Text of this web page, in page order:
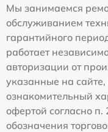
Мы занимаемся
обслуживанием
гарантийного
работает
авторизации от
указанные на
ознакомительный
офертой согласно
обозначения